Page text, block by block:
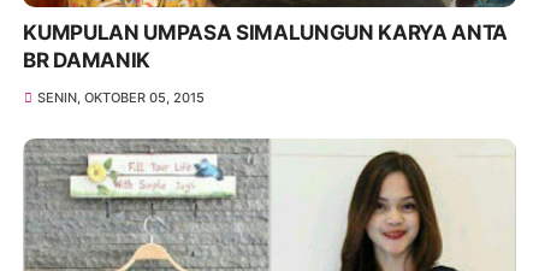
KUMPULAN UMPASA SIMALUNGUN KARYA ANTA
BR DAMANIK
SENIN, OKTOBER 05, 2015